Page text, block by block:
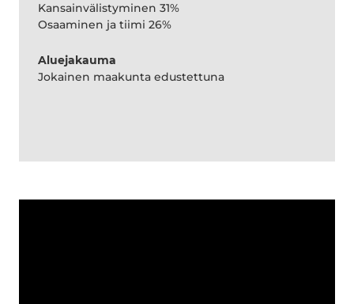
Kansainvälistyminen 31%
Osaaminen ja tiimi 26%
Aluejakauma
Jokainen maakunta edustettuna